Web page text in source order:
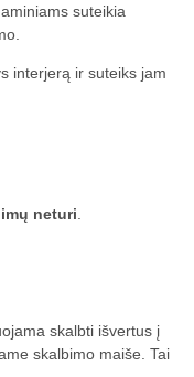
suteikia
interjerą ir suteiks jam
neturi
skalbti išvertus į
skalbimo maiše. Tai